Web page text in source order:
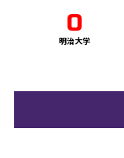
0
明治大学